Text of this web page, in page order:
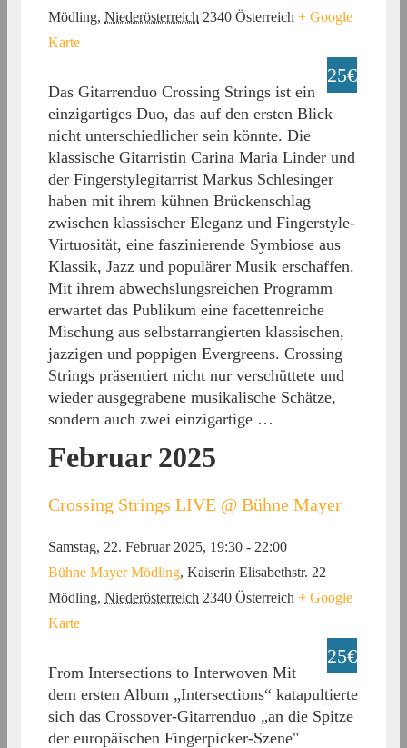
Mödling, Niederösterreich 2340 Österreich + Google
Karte
25€
Das Gitarrenduo Crossing Strings ist ein
einzigartiges Duo, das auf den ersten Blick
nicht unterschiedlicher sein könnte. Die
klassische Gitarristin Carina Maria Linder und
der Fingerstylegitarrist Markus Schlesinger
haben mit ihrem kühnen Brückenschlag
zwischen klassischer Eleganz und Fingerstyle-
Virtuosität, eine faszinierende Symbiose aus
Klassik, Jazz und populärer Musik erschaffen.
Mit ihrem abwechslungsreichen Programm
erwartet das Publikum eine facettenreiche
Mischung aus selbstarrangierten klassischen,
jazzigen und poppigen Evergreens. Crossing
Strings präsentiert nicht nur verschüttete und
wieder ausgegrabene musikalische Schätze,
sondern auch zwei einzigartige …
Februar 2025
Crossing Strings LIVE @ Bühne Mayer
Samstag, 22. Februar 2025, 19:30 - 22:00
Bühne Mayer Mödling, Kaiserin Elisabethstr. 22
Mödling, Niederösterreich 2340 Österreich + Google
Karte
25€
From Intersections to Interwoven Mit
dem ersten Album „Intersections“ katapultierte
sich das Crossover-Gitarrenduo „an die Spitze
der europäischen Fingerpicker-Szene"